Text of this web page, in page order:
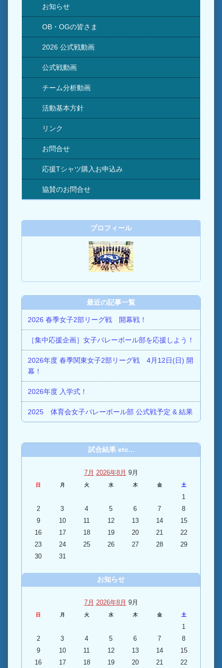
お知らせ
OB・OGの皆さま
2026 公式戦動画
公式戦動画
チーム分析動画
活動基本方針
リンク
お問合せ
応援Tシャツ購入お申込み
協賛のお問合せ
プロフィール
最近の記事一覧
2026 春季女子2部リーグ戦 開幕戦！
［集中応援企画］女子バレーボール部を応援しよう！
2026年度 春季関東女子2部リーグ戦 4月12日(日) 開
幕！
2026年度 入学式！
2025 体育会女子バレーボール部 公式戦予定 & 結果
試合結果 etc...
7月 2026年8月 9月
日 月 火 水 木 金 土
1
2
3 4 5 6 7
8
9
10 11 12 13 14
15
16
17 18 19 20 21
22
23
24 25 26 27 28
29
30
31
お知らせ
7月 2026年8月 9月
日 月 火 水 木 金 土
1
2
3 4 5 6 7
8
9
10 11 12 13 14
15
16
17 18 19 20 21
22